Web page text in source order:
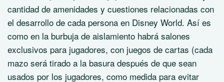
cantidad de amenidades y cuestiones relacionadas con
el desarrollo de cada persona en Disney World. Así es
como en la burbuja de aislamiento habrá salones
exclusivos para jugadores, con juegos de cartas (cada
mazo será tirado a la basura después de que sean
usados por los jugadores, como medida para evitar